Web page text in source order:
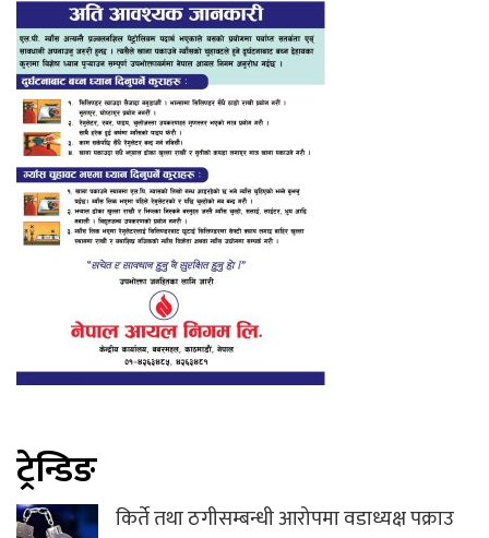
ट्रेन्डिङ
किर्ते तथा ठगीसम्बन्धी आरोपमा वडाध्यक्ष पक्राउ